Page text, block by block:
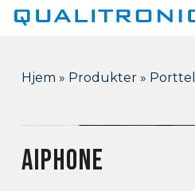
Skip
content
Hjem » Produkter»
AIPHONE